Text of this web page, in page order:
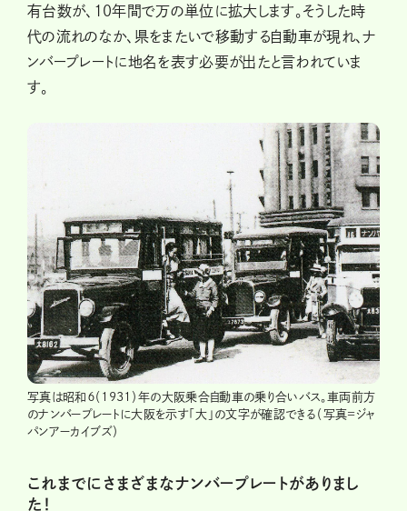
有台数が、10年間で万の単位に拡大します。そうした時
代の流れのなか、県をまたいで移動する自動車が現れ、ナ
ンバープレートに地名を表す必要が出たと言われていま
す。
写真は昭和６（1931）年の大阪乗合自動車の乗り合いバス。車両前方
のナンバープレートに大阪を示す「大」の文字が確認できる（写真=ジャ
パンアーカイブズ）
これまでにさまざまなナンバープレートがありまし
た！